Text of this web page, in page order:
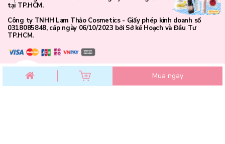
Điện áp: 220v
Tần số: 50hz
Bao gồm 3 mức nhiệt như: sấy mát, sấy ấm, sấy nóng tiện lợi giúp
bạn có mái tóc bóng mượt, bồng bềnh như dưỡng ở tiệm.
Mua ngay
tại TP.HCM.
Công ty TNHH Lam Thảo Cosmetics - Giấy phép kinh doanh số
0318085848, cấp ngày 06/10/2023 bởi Sở kế Hoạch và Đầu Tư
TP.HCM.